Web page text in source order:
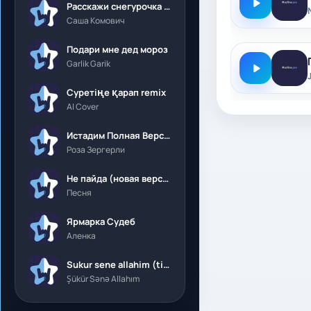
Расскажи снегурочка где была
Саша Комович
Подари мне дед мороз
Garlik Garik
Суретіңе қарап remix
AI Cover
Истадим Полная Версия
Роза Зергерли
Не пайда (новая версия)
Песня
Ярмарка Судеб
Аленка
Sukur sene allahim (tik tok)
Şükür Sənə Allahım